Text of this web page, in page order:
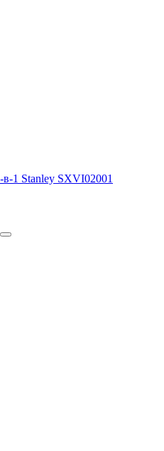
1 Stanley SXVI02001